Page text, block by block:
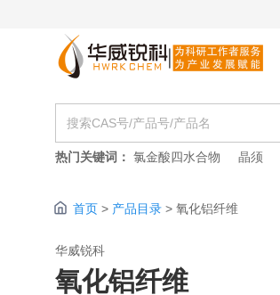
热门关键词： 氯金酸四水合物 晶须
首页 > 产品目录 > 氧化铝纤维
氧化铝纤维
华威锐科